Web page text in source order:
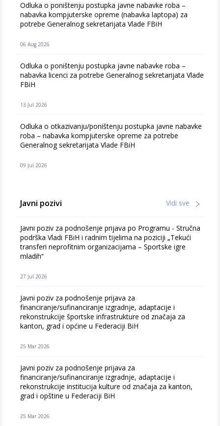
Odluka o poništenju postupka javne nabavke roba –
nabavka kompjuterske opreme (nabavka laptopa) za
potrebe Generalnog sekretarijata Vlade FBiH
06 Aug 2026
Odluka o poništenju postupka javne nabavke roba –
nabavka licenci za potrebe Generalnog sekretarijata Vlade
FBiH
13 Jul 2026
Odluka o otkazivanju/poništenju postupka javne nabavke
roba – nabavka kompjuterske opreme za potrebe
Generalnog sekretarijata Vlade FBiH
09 Jul 2026
Javni pozivi Vidi sve
Javni poziv za podnošenje prijava po Programu - Stručna
podrška Vladi FBiH i radnim tijelima na poziciji „Tekući
transferi neprofitnim organizacijama – Sportske igre
mladih“
27 Jul 2026
Javni poziv za podnošenje prijava za
financiranje/sufinanciranje izgradnje, adaptacije i
rekonstrukcije športske infrastrukture od značaja za
kanton, grad i općine u Federaciji BiH
25 Mar 2026
Javni poziv za podnošenje prijava za
financiranje/sufinanciranje izgradnje, adaptacije i
rekonstrukcije institucija kulture od značaja za kanton,
grad i opštine u Federaciji BiH
25 Mar 2026